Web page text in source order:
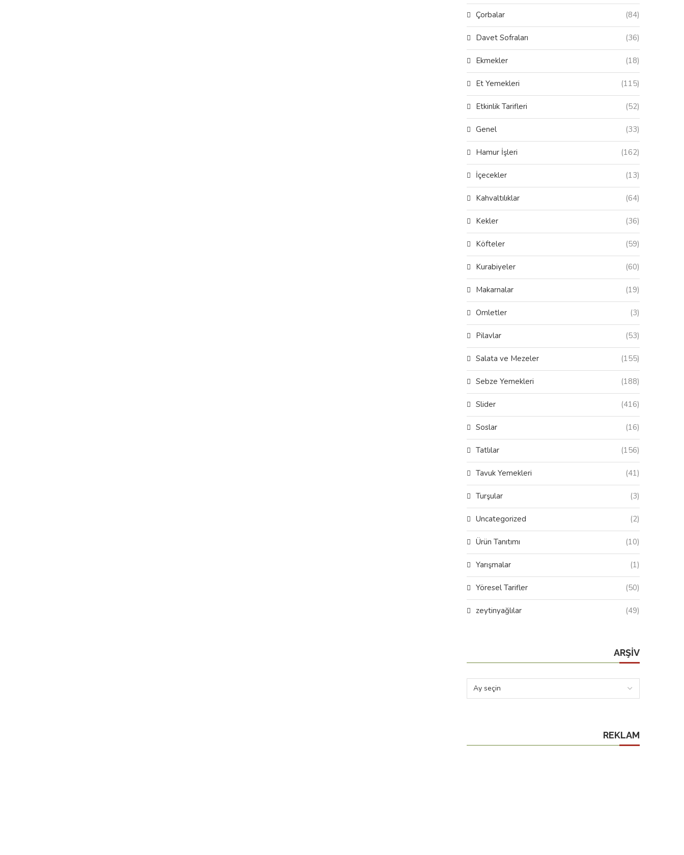
Çorbalar (84)
Davet Sofraları (36)
Ekmekler (18)
Et Yemekleri (115)
Etkinlik Tarifleri (52)
Genel (33)
Hamur İşleri (162)
İçecekler (13)
Kahvaltılıklar (64)
Kekler (36)
Köfteler (59)
Kurabiyeler (60)
Makarnalar (19)
Omletler (3)
Pilavlar (53)
Salata ve Mezeler (155)
Sebze Yemekleri (188)
Slider (416)
Soslar (16)
Tatlılar (156)
Tavuk Yemekleri (41)
Turşular (3)
Uncategorized (2)
Ürün Tanıtımı (10)
Yarışmalar (1)
Yöresel Tarifler (50)
zeytinyağlılar (49)
ARŞIV
REKLAM